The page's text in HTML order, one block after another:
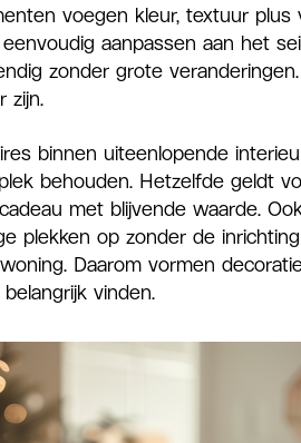
voegen kleur, textuur plus
aanpassen aan het
zonder grote
zijn.
binnen uiteenlopende
behouden. Hetzelfde geldt
met blijvende waarde.
plekken op zonder de
Daarom vormen
vinden.